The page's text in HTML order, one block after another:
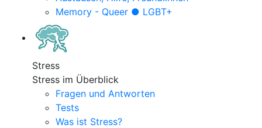
Memory - Queer ● LGBT+
Stress
Stress im Überblick
Fragen und Antworten
Tests
Was ist Stress?